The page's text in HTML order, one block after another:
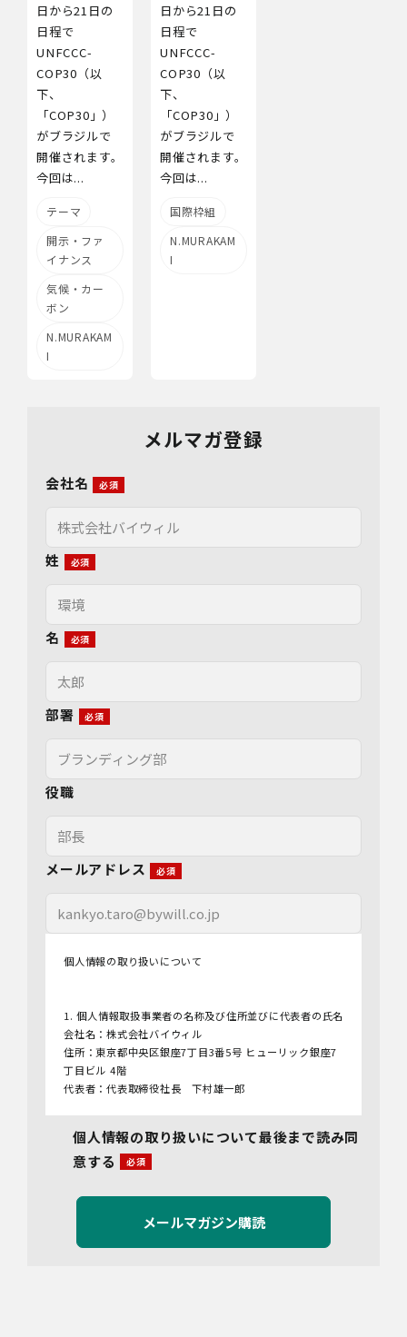
日から21日の
日程で
UNFCCC-
COP30（以
下、
「COP30」）
がブラジルで
開催されます。
今回は...
テーマ
開示・ファ
イナンス
気候・カー
ボン
N.MURAKAM
I
日から21日の
日程で
UNFCCC-
COP30（以
下、
「COP30」）
がブラジルで
開催されます。
今回は...
国際枠組
N.MURAKAM
I
メルマガ登録
会社名
姓
名
部署
役職
メールアドレス
個人情報の取り扱いについて
1. 個人情報取扱事業者の名称及び住所並びに代表者の氏名
会社名：株式会社バイウィル
住所：東京都中央区銀座7丁目3番5号 ヒューリック銀座7
丁目ビル 4階
代表者：代表取締役社長 下村雄一郎
管理者名：管理部長
連絡先：info@bywill.co.jp
3.利用目的
当社で取り扱う個人情報（個人情報保護法第2条第1項によ
り定義された「個人情報」をいい、以下同様とします。）
の利用目的は以下のとおりです。個人情報の提供は任意で
個人情報の取り扱いについて最後まで読み同
意する